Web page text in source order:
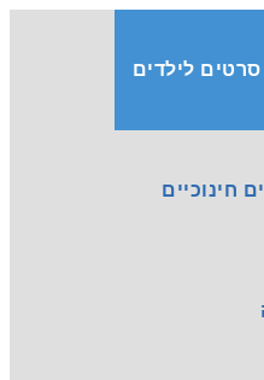
לילדים
חינוכיים